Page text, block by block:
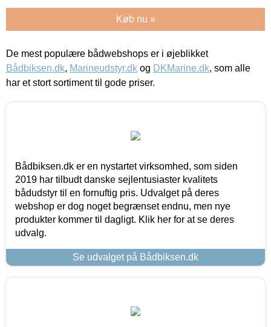
Køb nu »
De mest populære bådwebshops er i øjeblikket
Bådbiksen.dk, Marineudstyr.dk og DKMarine.dk, som alle
har et stort sortiment til gode priser.
Bådbiksen.dk er en nystartet virksomhed, som siden
2019 har tilbudt danske sejlentusiaster kvalitets
bådudstyr til en fornuftig pris. Udvalget på deres
webshop er dog noget begrænset endnu, men nye
produkter kommer til dagligt. Klik her for at se deres
udvalg.
Se udvalget på Bådbiksen.dk